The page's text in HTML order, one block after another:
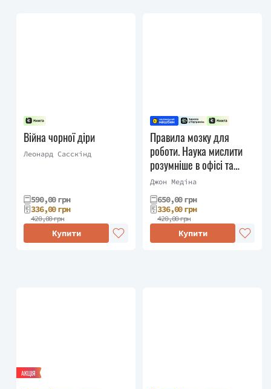
Війна чорної діри
Леонард Сасскінд
590,00 грн
336,00 грн
420,00 грн
Купити
Правила мозку для
роботи. Наука мислити
розумніше в офісі та
вдома
Джон Медіна
650,00 грн
336,00 грн
420,00 грн
Купити
АКЦІЯ